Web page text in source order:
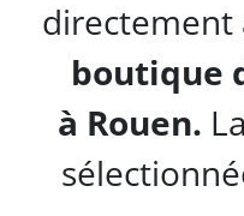
directement
boutique
à Rouen.